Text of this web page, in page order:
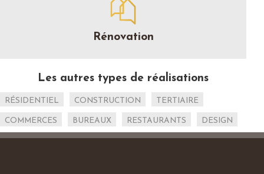
Rénovation
Les autres types de réalisations
RÉSIDENTIEL CONSTRUCTION TERTIAIRE
COMMERCES BUREAUX RESTAURANTS DESIGN